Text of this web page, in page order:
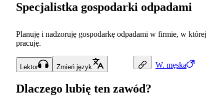
W. męska
Specjalistka gospodarki odpadami
Planuję i nadzoruję gospodarkę odpadami w firmie, w której
pracuję.
Lektor Zmień język
Dlaczego lubię ten zawód?